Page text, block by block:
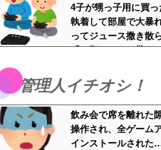
4子が甥っ子用に買
執着して部屋で大暴
ってジュース撒き散
「お願いしたら貰え
先輩にブチ切れそう
管理人イチオシ！
飲み会で席を離れた
操作され、全ゲーム
インストールされた